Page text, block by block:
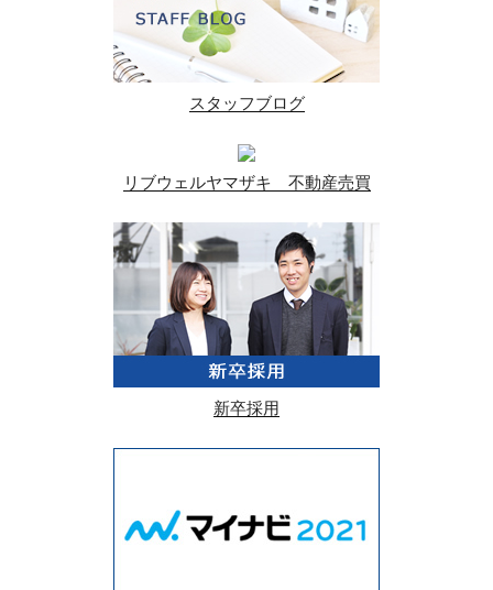
スタッフブログ
リブウェルヤマザキ 不動産売買
新卒採用